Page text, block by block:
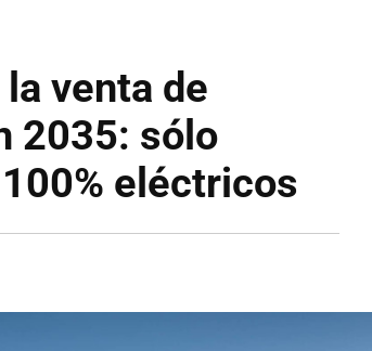
venta de
2035: sólo
eléctricos